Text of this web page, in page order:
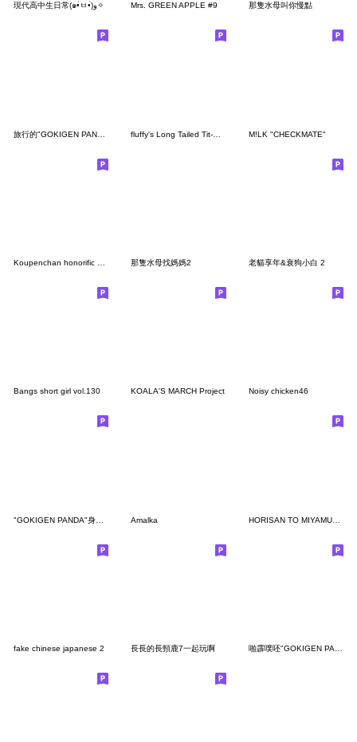
現代高中生日常(๑•̀ㅂ•́)و✧ Mrs. GREEN APPLE #9 那隻水母叫你慢點
M!LK "CHECKMATE"
那隻水母找媽媽2 老貓享年&衰狗小白 2
Bangs short girl vol.130 KOALA'S MARCH Project Noisy chicken46
Amalka HORISAN TO MIYAMURAKUN mini
fake chinese japanese 2 長長的長頸鹿7一起玩啊